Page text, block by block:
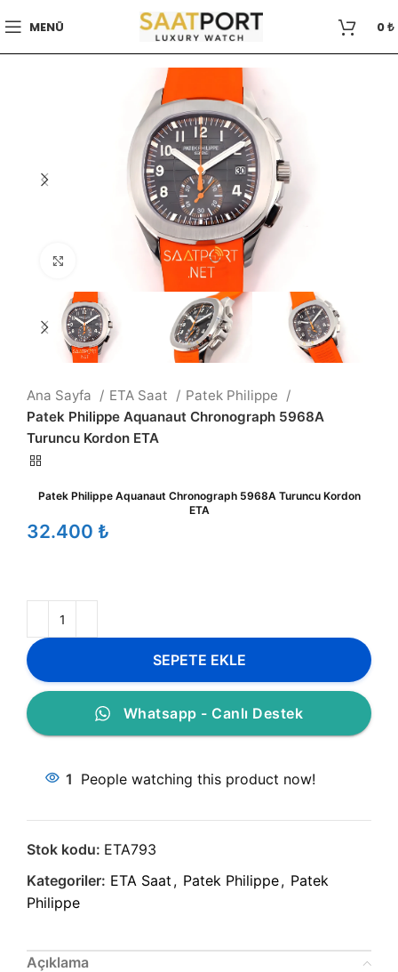
MENÜ 0₺
Büyütmek için tıklayın
Ana Sayfa ETA Saat
Patek Philippe
Patek Philippe Aquanaut Chronograph 5968A
Turuncu Kordon ETA
Patek Philippe Aquanaut Chronograph 5968A Turuncu Kordon
ETA
₺
SEPETE EKLE
Whatsapp - Canlı Destek
1 People watching this product now!
Stok kodu: ETA793
Kategoriler: ETA Saat , Patek Philippe, Patek
Philippe
Açıklama